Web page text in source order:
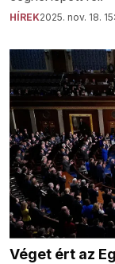
HÍREK2025. nov. 18.
Véget ért az